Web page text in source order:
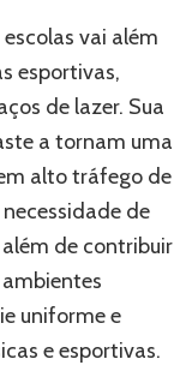
vai além
esportivas,
de lazer. Sua
a tornam uma
alto tráfego de
de
de contribuir
uniforme e
e esportivas.